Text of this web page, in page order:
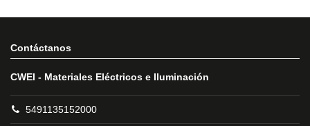
Contáctanos
CWEI - Materiales Eléctricos e Iluminación
5491135152000